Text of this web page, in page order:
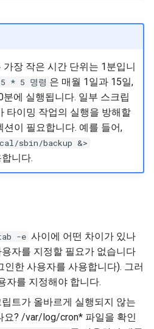
장 작은 시간 단위는 1분입니
* 5 명령 은 매월 1일과 15일,
에 실행됩니다. 일부 스크립
타이밍 작업의 실행을 방해할
이 필요합니다. 예를 들어,
sbin/backup &>
니다.
-e 사이에 어떤 차이가 있나
용자를 지정할 필요가 없습니다
한 사용자를 사용합니다). 그러
자를 지정해야 합니다.
트가 올바르게 실행되지 않는
요? /var/log/cron* 파일을 확인